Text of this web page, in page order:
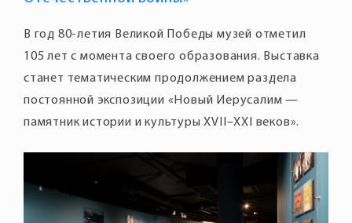
В год 80-летия Великой Победы музей отметил
105 лет с момента своего образования. Выставка
станет тематическим продолжением раздела
постоянной экспозиции «Новый Иерусалим —
памятник истории и культуры XVII–XXI веков».